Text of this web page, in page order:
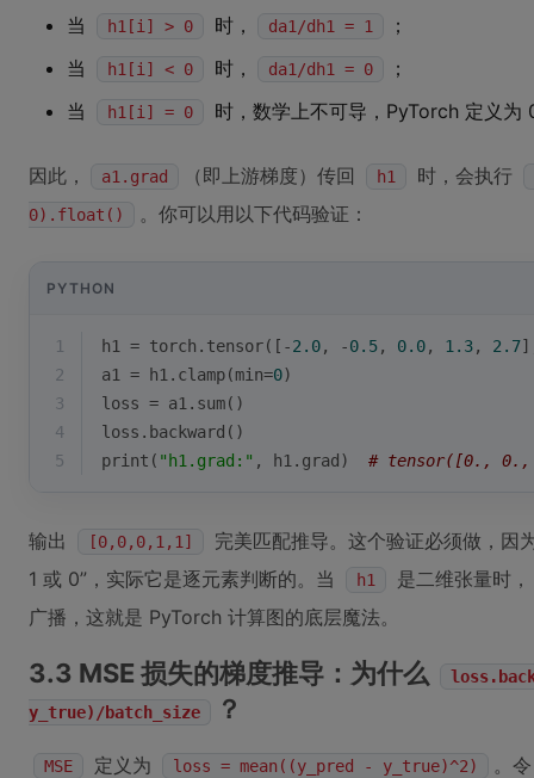
当 h1[i] > 0 时， da1/dh1 = 1
；
当
h1[i] < 0 时， da1/dh1 = 0
；
当
h1[i] = 0 时，数学上不可导，PyTorch 定义为
因此， a1.grad （即上游梯度）传回 h1 时，会执行
0).float() 。你可以用以下代码验证：
PYTHON
1 h1 = torch.tensor([-2.0, -0.5, 0.0, 1.3, 2.7
2
a1 = h1.clamp(min=0)
3
loss = a1. sum()
4
loss.backward()
5
print ( "h1.grad:" , h1.grad) # tensor([0.,
输出 [0,0,0,1,1]
完美匹配推导。这个验证必须做，因
1 或 0”，实际它是逐元素判断的。当
h1
是二维张量时，
广播，这就是 PyTorch 计算图的底层魔法。
3.3 MSE 损失的梯度推导：为什么
y_true)/batch_size
？
MSE 定义为 loss = mean((y_pred - y_true)^2) 。